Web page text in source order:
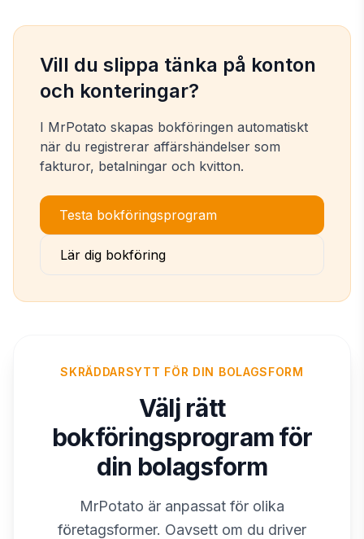
Vill du slippa tänka på konton
och konteringar?
I MrPotato skapas bokföringen automatiskt
när du registrerar affärshändelser som
fakturor, betalningar och kvitton.
Testa bokföringsprogram
Lär dig bokföring
SKRÄDDARSYTT FÖR DIN BOLAGSFORM
Välj rätt
bokföringsprogram för
din bolagsform
MrPotato är anpassat för olika
företagsformer. Oavsett om du driver